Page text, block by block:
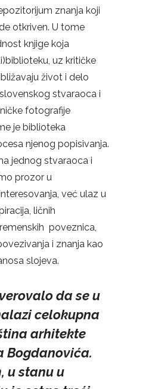
znanja koji
otkriven. U tome
knjige koja
uz kritičke
život i delo
stvaraoca i
fotografije
je biblioteka
njenog popisivanja.
jednog stvaraoca i
prozor u
već ulaz u
ličnih
poveznica,
i znanja kao
slojeva.
da se u
celokupna
arhitekte
Bogdanovića.
u stanu u